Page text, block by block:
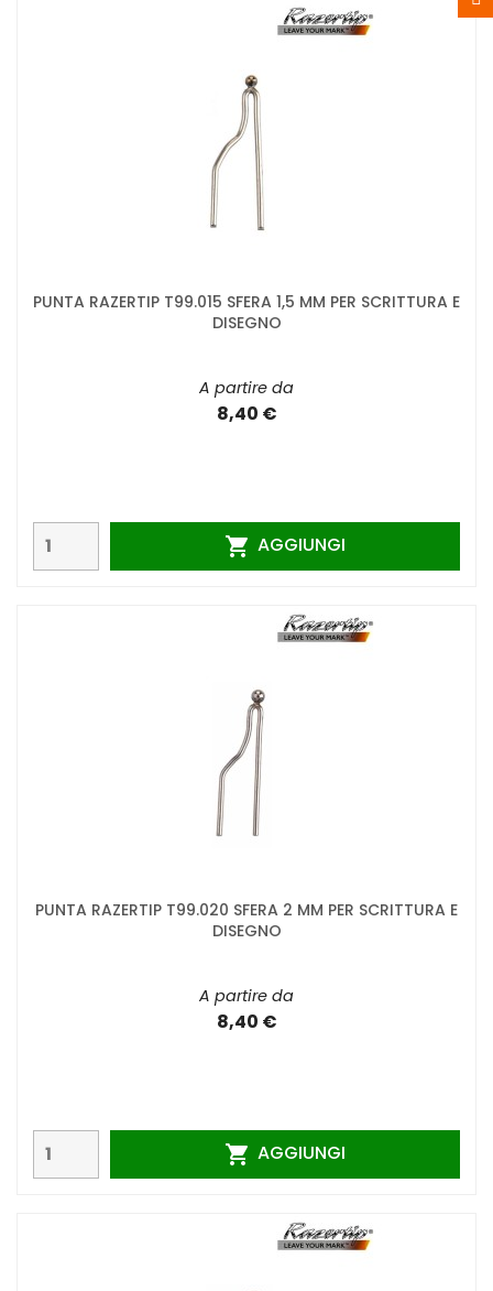
PUNTA RAZERTIP T99.015 SFERA 1,5 MM PER SCRITTURA E
DISEGNO
A partire da
8,40 €
 AGGIUNGI
PUNTA RAZERTIP T99.020 SFERA 2 MM PER SCRITTURA E
DISEGNO
A partire da
8,40 €
 AGGIUNGI